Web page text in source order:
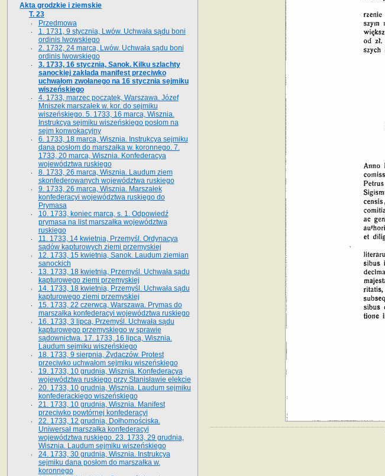
Akta grodzkie i ziemskie
T. 23
Przedmowa
1. 1731, 9 stycznia, Lwów. Uchwała sądu boni
ordinis lwowskiego
2. 1732, 24 marca, Lwów. Uchwała sądu boni
ordinis lwowskiego
3. 1733, 16 stycznia, Sanok. Kilku szlachty
sanockiej zakłada manifest przeciwko
uchwałom zwołanego na 16 stycz­nia sejmiku
wiszeńskiego
4. 1733, marzec początek, Warszawa. Józef
Mniszek marszałek w. kor. do sejmiku
wiszeńskiego. 5. 1733, 16 marca, Wisznia.
Instrukcya sejmiku wiszeńskiego posłom na
sejm konwokacyjny
6. 1733, 18 marca, Wisznia. Instrukcya sejmiku
dana posłom do marszałka w. koronnego. 7.
1733, 20 marca, Wisznia. Konfederacya
województwa ruskiego
8. 1733, 26 marca, Wisznia. Laudum ziem
skonfederowanych województwa ruskiego
9. 1733, 26 marca, Wisznia. Marszałek
konfederacyi województwa ruskiego do
Prymasa
10. 1733, koniec marca, s. 1. Odpowiedź
prymasa na list marszałka województwa
ruskiego
11. 1733, 14 kwietnia, Przemyśl. Ordynacya
sądów kapturowych ziemi przemyskiej
12. 1733, 15 kwietnia, Sanok. Laudum ziemian
sanockich
13. 1733, 18 kwietnia, Przemyśl. Uchwała sądu
kapturowego ziemi przemyskiej
14. 1733, 18 kwietnia, Przemyśl. Uchwała sądu
kapturowego ziemi przemyskiej
15. 1733, 22 czerwca, Warszawa. Prymas do
marszałka konfederacyi województwa ruskiego
16. 1733, 3 lipca, Przemyśl. Uchwała sądu
kapturowego przemyskiego w sprawie
sądownictwa. 17. 1733, 16 lipca, Wisznia.
Laudum sejmiku wiszeńskiego
18. 1733, 9 sierpnia, Żydaczów. Protest
przeciwko uchwałom sejmiku wiszeńskiego
19. 1733, 10 grudnia, Wisznia. Konfederacya
województwa ruskiego przy Stanisławie elekcie
20. 1733, 10 grudnia, Wisznia. Laudum sejmiku
konfederackiego wiszeńskiego
21. 1733, 10 grudnia, Wisznia. Manifest
przeciwko powtórnej konfederacyi
22. 1733, 12 grudnia, Dołhomościska.
Uniwersał marszałka konfederacyi
województwa ruskiego. 23. 1733, 29 grudnia,
Wisznia. Laudum sejmiku wiszeńskiego
24. 1733, 30 grudnia, Wisznia. Instrukcya
sejmiku dana posłom do marszałka w.
koronnego